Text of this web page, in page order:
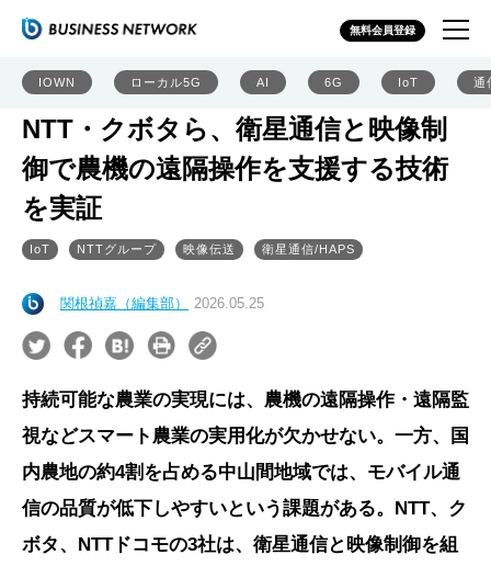
無料会員登録
IOWN ローカル5G AI 6G IoT 通
NTT・クボタら、衛星通信と映像制
御で農機の遠隔操作を支援する技術
を実証
IoT NTTグループ 映像伝送 衛星通信/HAPS
関根禎嘉（編集部） 2026.05.25
持続可能な農業の実現には、農機の遠隔操作・遠隔監
視などスマート農業の実用化が欠かせない。一方、国
内農地の約4割を占める中山間地域では、モバイル通
信の品質が低下しやすいという課題がある。NTT、ク
ボタ、NTTドコモの3社は、衛星通信と映像制御を組